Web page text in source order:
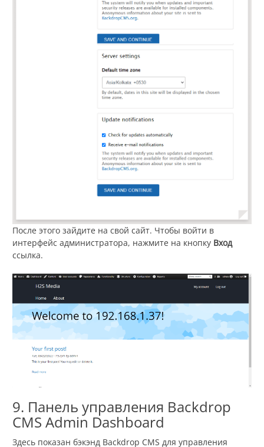
После этого зайдите на свой сайт. Чтобы войти в
интерфейс администратора, нажмите на кнопку Вход
ссылка.
9. Панель управления Backdrop
CMS Admin Dashboard
Здесь показан бэкэнд Backdrop CMS для управления